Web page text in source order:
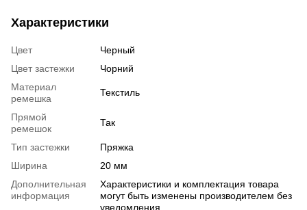
Характеристики
Цвет
Черный
Цвет застежки
Чорний
Материал
ремешка
Текстиль
Прямой
ремешок
Так
Тип застежки
Пряжка
Ширина
20 мм
Дополнительная
информация
Характеристики и комплектация товара
могут быть изменены производителем без
уведомления.